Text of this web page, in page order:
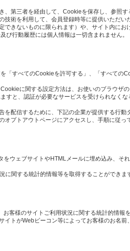
、第三者を経由して、Cookieを保存し、参照す
技術を利用して、会員登録時等に提供いただ
できないものに限られます）や、サイト内に
び行動履歴には個人情報は一切含まれません。
「すべてのCookieを許可する」、「すべての
に関する設定方法は、お使いのブラウザ
すと、認証が必要なサービスを受けられなく
を配信するために、下記の企業が提供する行動
プトアウトページにアクセスし、手順に従っ
ウェブサイトやHTMLメールに埋め込み、そ
関する統計的情報等を取得することができま
客様のサイトご利用状況に関する統計的情
イトがWebビーコン等によってお客様のお名